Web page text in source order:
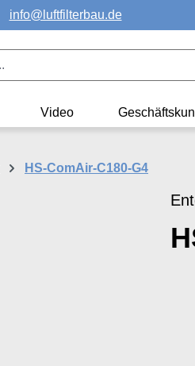
info@luftfilterbau.de
Video
HS-ComAir-C180-G4